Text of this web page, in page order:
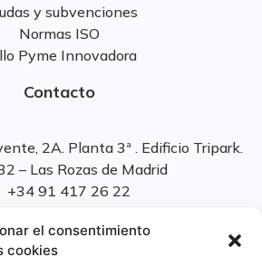
el consentimiento
cookies
y subvenciones
Normas ISO
Pyme Innovadora
Contacto
2A. Planta 3ª . Edificio Tripark.
– Las Rozas de Madrid
+34 91 417 26 22
linkedIn